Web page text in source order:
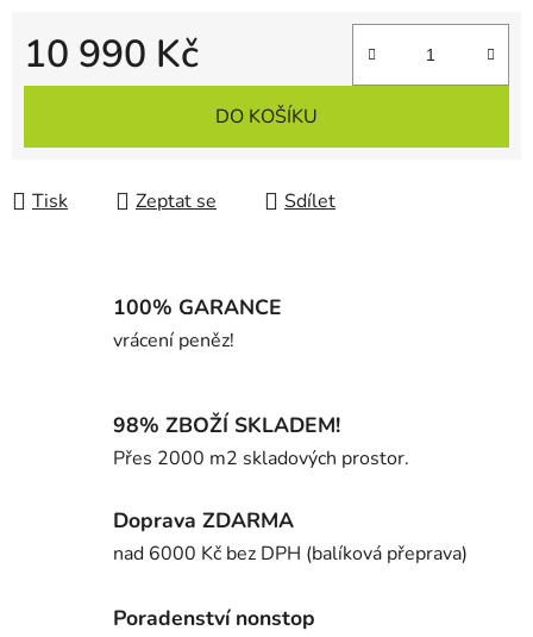
10 990 Kč
Měrná cena:
DO KOŠÍKU
Tisk Zeptat se Sdílet
100% GARANCE
vrácení peněz!
98% ZBOŽÍ SKLADEM!
Přes 2000 m2 skladových prostor.
Doprava ZDARMA
nad 6000 Kč bez DPH (balíková přeprava)
Poradenství nonstop